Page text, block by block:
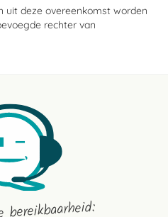
uit deze overeenkomst worden
rechter van